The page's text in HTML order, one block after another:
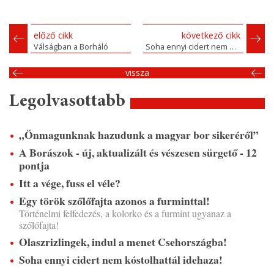
előző cikk
Válságban a Borháló
következő cikk
Soha ennyi cidert nem kóstolhattál idehaza!
vissza
Legolvasottabb
„Önmagunknak hazudunk a magyar bor sikeréről”
A Borászok - új, aktualizált és vészesen sürgető - 12
pontja
Itt a vége, fuss el véle?
Egy török szőlőfajta azonos a furminttal!
Történelmi felfedezés, a kolorko és a furmint ugyanaz a
szőlőfajta!
Olaszrizlingek, indul a menet Csehországba!
Soha ennyi cidert nem kóstolhattál idehaza!